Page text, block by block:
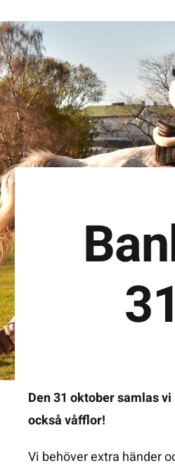
Den 31 oktober samlas
också våfflor!
Vi behöver extra händer